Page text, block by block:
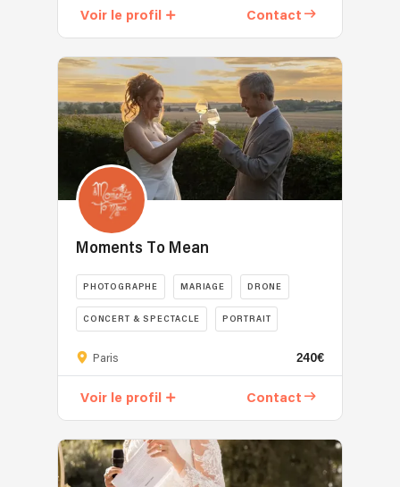
Voir le profil Contact
Moments To Mean
PHOTOGRAPHE MARIAGE DRONE
CONCERT & SPECTACLE PORTRAIT
Paris 240€
Voir le profil Contact